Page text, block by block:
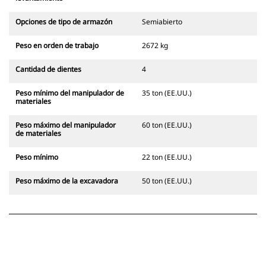
Opciones de tipo de armazón Semiabierto
Peso en orden de trabajo 2672 kg
Cantidad de dientes 4
Peso mínimo del manipulador de
materiales
35 ton (EE.UU.)
Peso máximo del manipulador
de materiales
60 ton (EE.UU.)
Peso mínimo 22 ton (EE.UU.)
Peso máximo de la excavadora 50 ton (EE.UU.)